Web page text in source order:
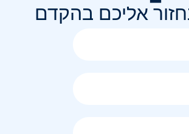
אליכם בהקדם